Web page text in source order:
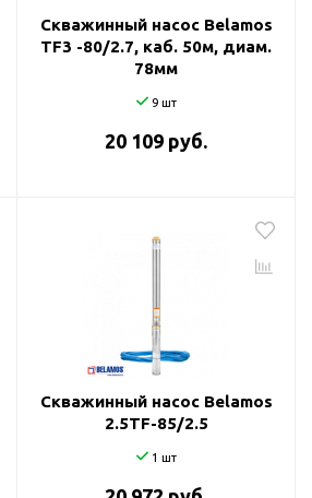
Скважинный насос Belamos
TF3 -80/2.7, каб. 50м, диам.
78мм
9 шт
20 109 руб.
Скважинный насос Belamos
2.5TF-85/2.5
1 шт